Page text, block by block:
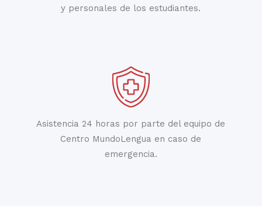
y personales de los estudiantes.
Asistencia 24 horas por parte del equipo de
Centro MundoLengua en caso de
emergencia.